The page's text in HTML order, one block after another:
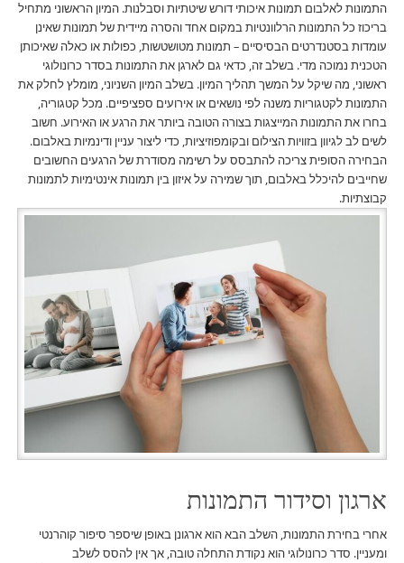
התמונות לאלבום תמונות איכותי דורש שיטתיות וסבלנות. המיון הראשוני מתחיל
בריכוז כל התמונות הרלוונטיות במקום אחד והסרה מיידית של תמונות שאינן
עומדות בסטנדרטים הבסיסיים – תמונות מטושטשות, כפולות או כאלה שאיכותן
הטכנית נמוכה מדי. בשלב זה, כדאי גם לארגן את התמונות בסדר כרונולוגי
ראשוני, מה שיקל על המשך תהליך המיון. בשלב המיון השניוני, מומלץ לחלק את
התמונות לקטגוריות משנה לפי נושאים או אירועים ספציפיים. מכל קטגוריה,
בחרו את התמונות המייצגות בצורה הטובה ביותר את הרגע או האירוע. חשוב
לשים לב לגיוון בזוויות הצילום ובקומפוזיציות, כדי ליצור עניין ודינמיות באלבום.
הבחירה הסופית צריכה להתבסס על רשימה מסודרת של הרגעים החשובים
שחייבים להיכלל באלבום, תוך שמירה על איזון בין תמונות אינטימיות לתמונות
קבוצתיות.
ארגון וסידור התמונות
אחרי בחירת התמונות, השלב הבא הוא ארגונן באופן שיספר סיפור קוהרנטי
ומעניין. סדר כרונולוגי הוא נקודת התחלה טובה, אך אין להסס לשלב